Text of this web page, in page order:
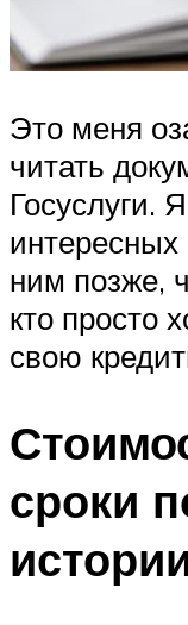
Это меня
читать
Госуслуги.
ним позже,
кто просто
свою
сроки